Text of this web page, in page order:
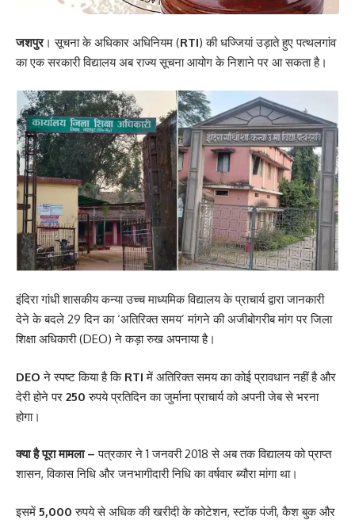
जशपुर। सूचना के अधिकार अधिनियम (RTI) की धज्जियां उड़ाते हुए पत्थलगांव
का एक सरकारी विद्यालय अब राज्य सूचना आयोग के निशाने पर आ सकता है।
इंदिरा गांधी शासकीय कन्या उच्च माध्यमिक विद्यालय के प्राचार्य द्वारा जानकारी
देने के बदले 29 दिन का ‘अतिरिक्त समय’ मांगने की अजीबोगरीब मांग पर जिला
शिक्षा अधिकारी (DEO) ने कड़ा रुख अपनाया है।
DEO ने स्पष्ट किया है कि RTI में अतिरिक्त समय का कोई प्रावधान नहीं है और
देरी होने पर 250 रुपये प्रतिदिन का जुर्माना प्राचार्य को अपनी जेब से भरना
होगा।
क्या है पूरा मामला – पत्रकार ने 1 जनवरी 2018 से अब तक विद्यालय को प्राप्त
शासन, विकास निधि और जनभागीदारी निधि का वर्षवार ब्यौरा मांगा था।
इसमें 5,000 रुपये से अधिक की खरीदी के कोटेशन, स्टॉक पंजी, कैश बुक और